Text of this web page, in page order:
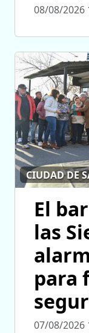
08/08/2026
CIUDAD DE
El
las
para
07/08/2026